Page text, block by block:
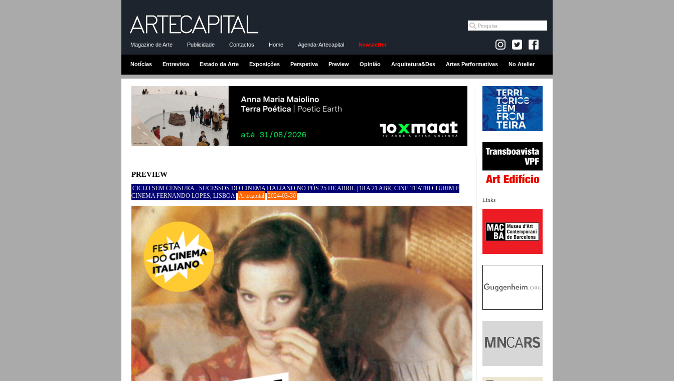
Magazine de Arte Publicidade Contactos Home Agenda-Artecapital Newsletter
Notícias Entrevista Estado da Arte Exposições Perspetiva Preview Opinião Arquitetura&Des Artes Performativas No Atelier
Links
PREVIEW
CICLO SEM CENSURA - SUCESSOS DO CINEMA ITALIANO NO PÓS 25 DE ABRIL | 18 A 21 ABR, CINE-TEATRO TURIM E
CINEMA FERNANDO LOPES, LISBOA Artecapital 2024-03-30